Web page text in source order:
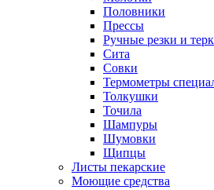
Половники
Прессы
Ручные резки и
Сита
Совки
Термометры
Толкушки
Точила
Шампуры
Шумовки
Щипцы
Листы пекарские
Моющие средства